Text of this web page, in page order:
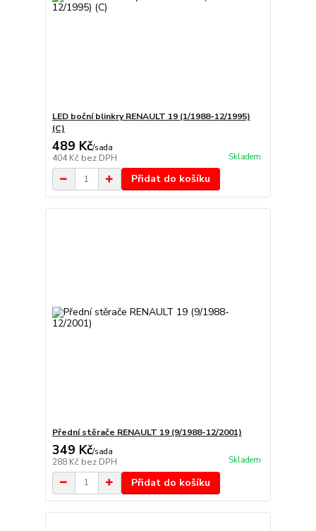
LED boční blinkry RENAULT 19 (1/1988-12/1995)
(C)
489 Kč/sada
404 Kč bez DPH Skladem
Přidat do košíku
Přední stěrače RENAULT 19 (9/1988-12/2001)
349 Kč/sada
288 Kč bez DPH Skladem
Přidat do košíku